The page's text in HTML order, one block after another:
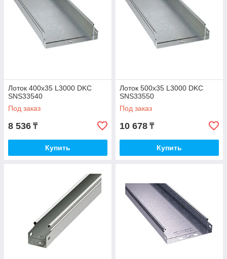
Лоток 400х35 L3000 DKC
SNS33540
Под заказ
8 536 ₸
Купить
Лоток 500х35 L3000 DKC
SNS33550
Под заказ
10 678 ₸
Купить